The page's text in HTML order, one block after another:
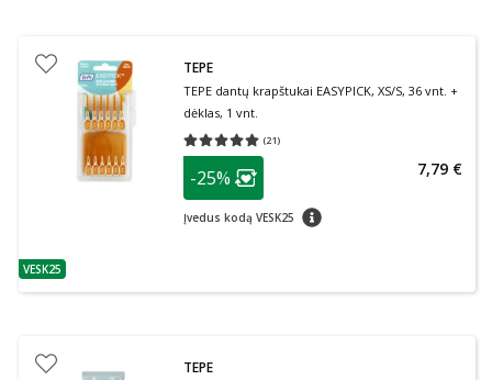
patarimas
VESK25
TEPE
TEPE dantų krapštukai EASYPICK, XS/S, 36 vnt. +
dėklas, 1 vnt.
(21)
Vidutinis įvertinimas 5.00
patarimas
Lojalumo klubo narių nuolaida
-25%
Įvedus kodą VESK25 patarimas
7,79 €
TEPE